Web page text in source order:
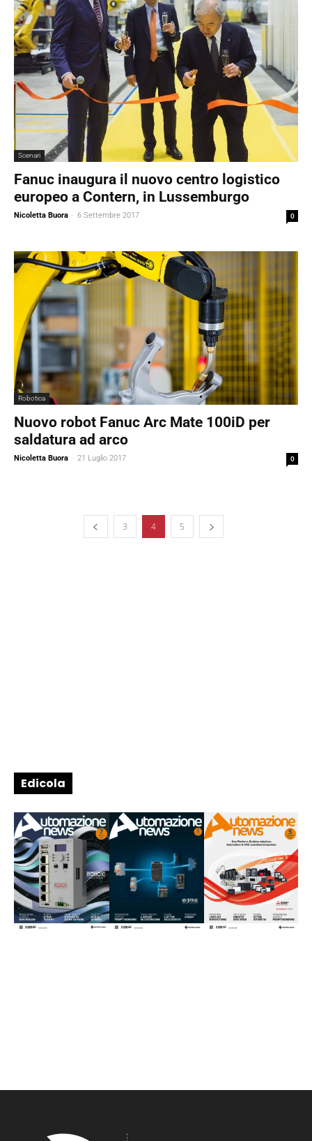
Scenari
Fanuc inaugura il nuovo centro logistico
europeo a Contern, in Lussemburgo
Nicoletta Buora - 6 Settembre 2017 0
Robotica
Nuovo robot Fanuc Arc Mate 100iD per
saldatura ad arco
Nicoletta Buora - 21 Luglio 2017 0
3 4 5
Edicola